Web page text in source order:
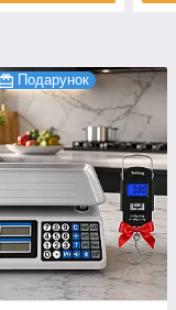
Подарунок